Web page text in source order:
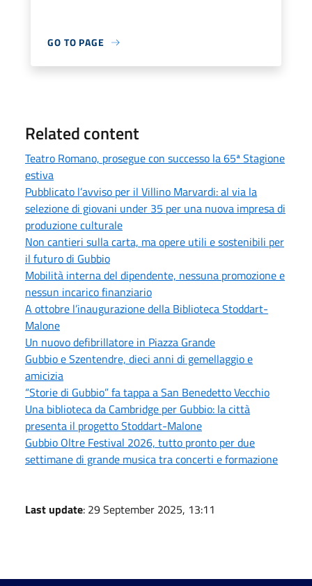
GO TO PAGE
Related content
Teatro Romano, prosegue con successo la 65ª Stagione
estiva
Pubblicato l’avviso per il Villino Marvardi: al via la
selezione di giovani under 35 per una nuova impresa di
produzione culturale
Non cantieri sulla carta, ma opere utili e sostenibili per
il futuro di Gubbio
Mobilità interna del dipendente, nessuna promozione e
nessun incarico finanziario
A ottobre l’inaugurazione della Biblioteca Stoddart-
Malone
Un nuovo defibrillatore in Piazza Grande
Gubbio e Szentendre, dieci anni di gemellaggio e
amicizia
“Storie di Gubbio” fa tappa a San Benedetto Vecchio
Una biblioteca da Cambridge per Gubbio: la città
presenta il progetto Stoddart-Malone
Gubbio Oltre Festival 2026, tutto pronto per due
settimane di grande musica tra concerti e formazione
Last update: 29 September 2025, 13:11